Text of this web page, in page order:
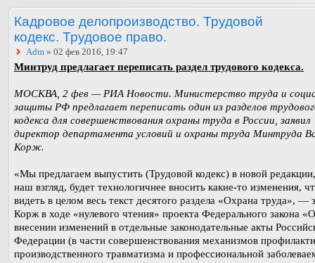
Кадровое делопроизводство. Трудовой
кодекс. Трудовое право.
Adm » 02 фев 2016, 19:47
Минтруд предлагает переписать раздел трудового кодекса.
МОСКВА, 2 фев — РИА Новости. Министерство труда и
защиты РФ предлагает переписать один из разделов
кодекса для совершенствования охраны труда в России, заявил
директор департамента условий и охраны труда Минтруда
Корж.
«Мы предлагаем выпустить (Трудовой кодекс) в новой
наш взгляд, будет технологичнее вносить какие-то изменения,
видеть в целом весь текст десятого раздела «Охрана труда», —
Корж в ходе «нулевого чтения» проекта Федерального закона «О
внесении изменений в отдельные законодательные акты
Федерации (в части совершенствования механизмов
производственного травматизма и профессиональной